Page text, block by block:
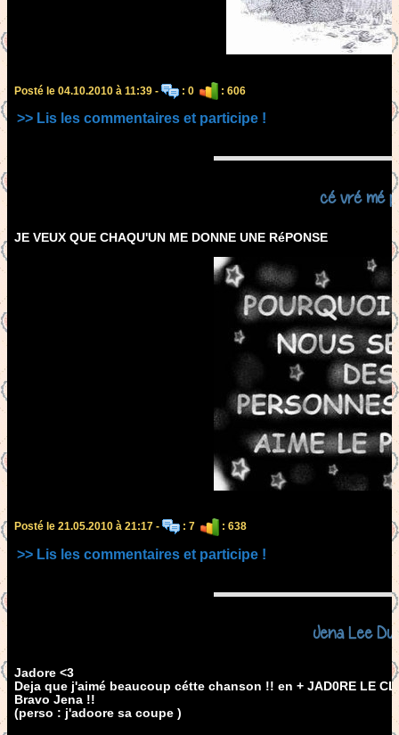
Posté le 04.10.2010 à 11:39 - : 0 : 606
>> Lis les commentaires et participe !
cé vré mé
JE VEUX QUE CHAQU'UN ME DONNE UNE RéPONSE
Posté le 21.05.2010 à 21:17 - : 7 : 638
>> Lis les commentaires et participe !
Jena Lee Du
Jadore <3
Deja que j'aimé beaucoup cétte chanson !! en + JAD0RE LE
Bravo Jena !!
(perso : j'adoore sa coupe )